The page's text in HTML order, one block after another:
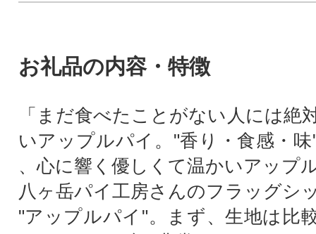
お礼品の内容・特徴
「まだ食べたことがない人には絶
いアップルパイ。"香り・食感・
、心に響く優しくて温かいアップ
八ヶ岳パイ工房さんのフラッグシ
"アップルパイ"。まず、生地は比